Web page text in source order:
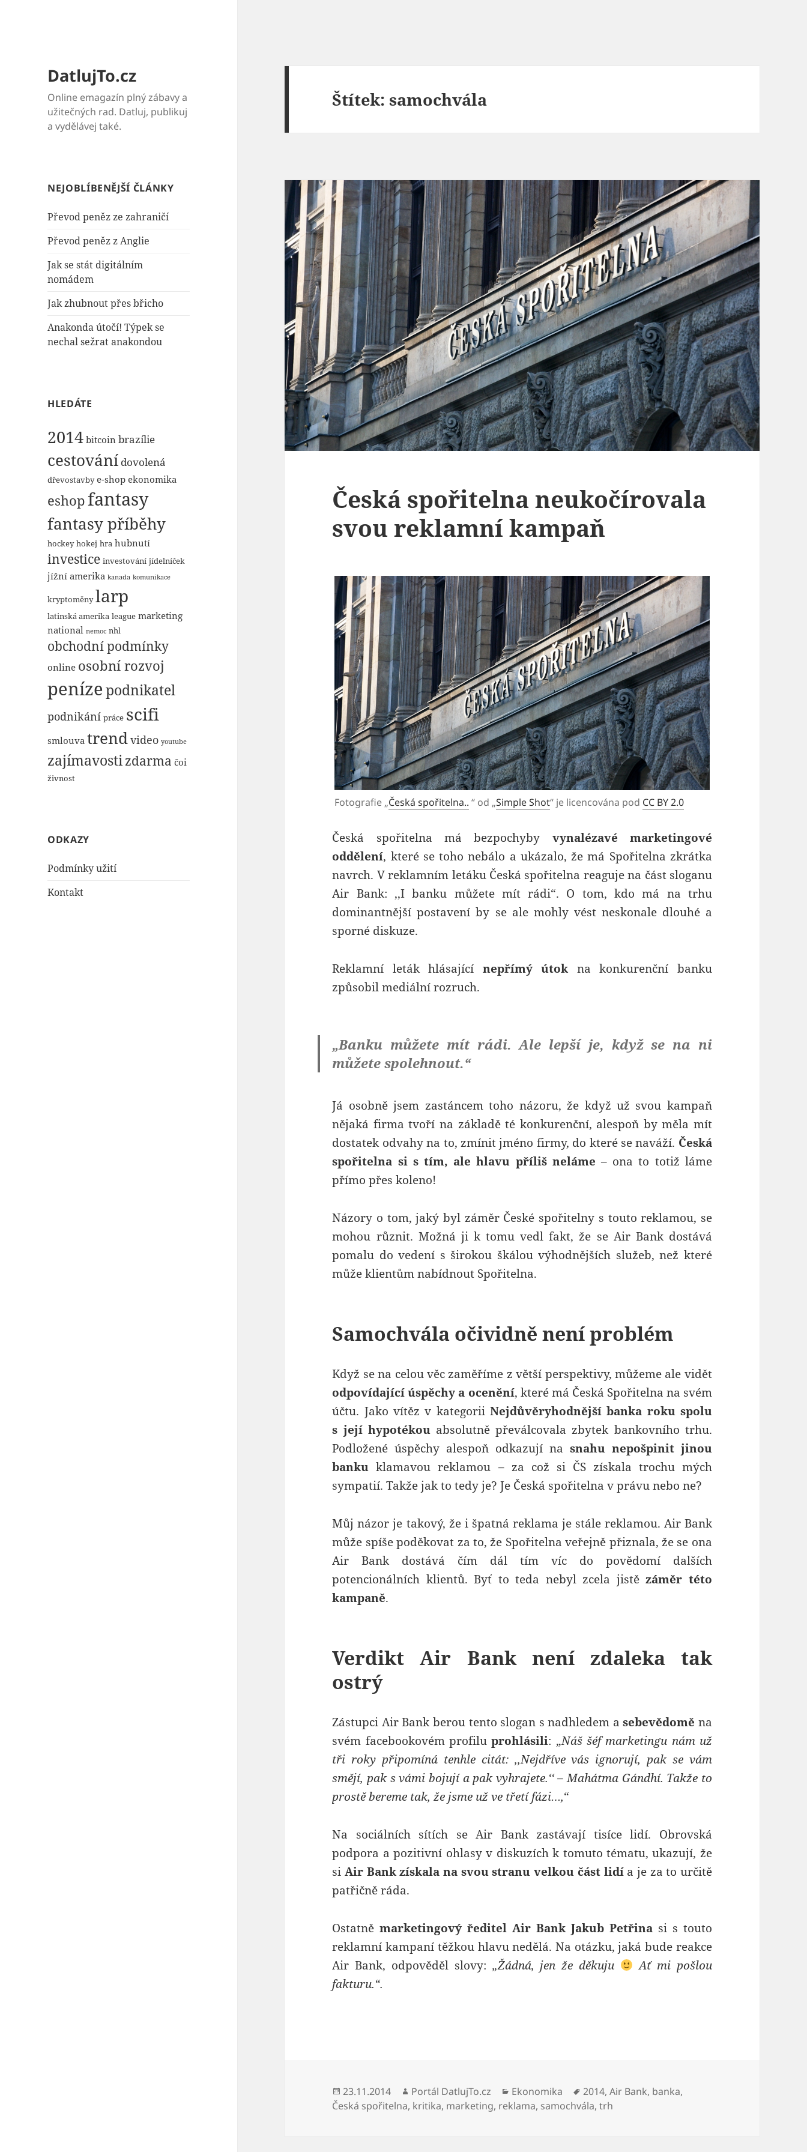
DatlujTo.cz
Online emagazín plný zábavy a
užitečných rad. Datluj, publikuj
a vydělávej také.
NEJOBLÍBENĚJŠÍ ČLÁNKY
Převod peněz ze zahraničí
Převod peněz z Anglie
Jak se stát digitálním
nomádem
Jak zhubnout přes břicho
Anakonda útočí! Týpek se
nechal sežrat anakondou
HLEDÁTE
2014 bitcoin brazílie
cestování dovolená
dřevostavby e-shop ekonomika
eshopfantasy
fantasy příběhy
hockey hokej hra hubnutí
investice investování jídelníček
jížní amerika kanada komunikace
kryptoměny larp
latinská amerika league marketing
national nemoc nhl
obchodní podmínky
online osobní rozvoj
penízepodnikatel
podnikání práce scifi
smlouva trendvideo youtube
zajímavostizdarma čoi
živnost
ODKAZY
Podmínky užití
Kontakt
Štítek:samochvála
Česká spořitelna neukočírovala
svou reklamní kampaň
Fotografie „Česká spořitelna.. “ od „Simple Shot“ je licencována pod CC BY 2.0
Česká spořitelna má bezpochyby vynalézavé marketingové
oddělení, které se toho nebálo a ukázalo, že má Spořitelna zkrátka
navrch. V reklamním letáku Česká spořitelna reaguje na část sloganu
Air Bank: ,,I banku můžete mít rádi“. O tom, kdo má na trhu
dominantnější postavení by se ale mohly vést neskonale dlouhé a
sporné diskuze.
Reklamní leták hlásající nepřímý útok na konkurenční banku
způsobil mediální rozruch.
„Banku můžete mít rádi. Ale lepší je, když se na ni
můžete spolehnout.“
Já osobně jsem zastáncem toho názoru, že když už svou kampaň
nějaká firma tvoří na základě té konkurenční, alespoň by měla mít
dostatek odvahy na to, zmínit jméno firmy, do které se naváží. Česká
spořitelna si s tím, ale hlavu příliš neláme – ona to totiž láme
přímo přes koleno!
Názory o tom, jaký byl záměr České spořitelny s touto reklamou, se
mohou různit. Možná ji k tomu vedl fakt, že se Air Bank dostává
pomalu do vedení s širokou škálou výhodnějších služeb, než které
může klientům nabídnout Spořitelna.
Samochvála očividně není problém
Když se na celou věc zaměříme z větší perspektivy, můžeme ale vidět
odpovídající úspěchy a ocenění, které má Česká Spořitelna na svém
účtu. Jako vítěz v kategorii Nejdůvěryhodnější banka roku spolu
s její hypotékouabsolutně převálcovala zbytek bankovního trhu.
Podložené úspěchy alespoň odkazují nasnahu nepošpinit jinou
banku klamavou reklamou – za což si ČS získala trochu mých
sympatií. Takže jak to tedy je? Je Česká spořitelna v právu nebo ne?
Můj názor je takový, že i špatná reklama je stále reklamou. Air Bank
může spíše poděkovat za to, že Spořitelna veřejně přiznala, že se ona
Air Bank dostává čím dál tím víc do povědomí dalších
potencionálních klientů. Byť to teda nebyl zcela jistězáměr této
kampaně.
Verdikt Air Bank není zdaleka tak
ostrý
Zástupci Air Bank berou tento slogan s nadhledem asebevědomě na
svém facebookovém profiluprohlásili: „Náš šéf marketingu nám už
tři roky připomíná tenhle citát: ,‚Nejdříve vás ignorují, pak se vám
smějí, pak s vámi bojují a pak vyhrajete.‘‘ – Mahátma Gándhí. Takže to
prostě bereme tak, že jsme už ve třetí fázi…,“
Na sociálních sítích se Air Bank zastávají tisíce lidí. Obrovská
podpora a pozitivní ohlasy v diskuzích k tomuto tématu, ukazují, že
siAir Bank získala na svou stranu velkou část lidía je za to určitě
patřičně ráda.
Ostatněmarketingový ředitel Air Bank Jakub Petřina si s touto
reklamní kampaní těžkou hlavu nedělá. Na otázku, jaká bude reakce
Air Bank, odpověděl slovy: „Žádná, jen že děkuju
Ať mi pošlou
fakturu.“.
Publikováno:
23.11.2014 Autor:
Portál DatlujTo.cz Rubriky:
Ekonomika Štítky:
2014,Air Bank, banka,
Česká spořitelna, kritika, marketing, reklama, samochvála,trh